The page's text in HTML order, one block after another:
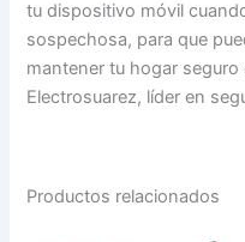
tu dispositivo móvil
sospechosa, para que
mantener tu hogar
Electrosuarez, líder en
Productos relacionados